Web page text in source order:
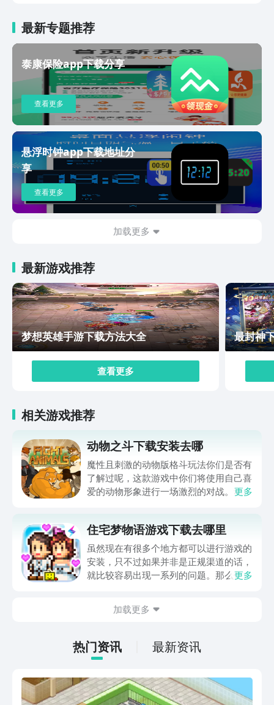
总体还是很休闲。但这里最主要的核心内容就是传承幸
福。你们必须要通过自己的能力让住在这里的房客一直生
活在幸福之中，并让其代代相传，通过第三人的视角来观
察对方的生活渠道，在这个过程中会需要你们的干预，要
让其走向正确的路，这样才可以完成自己的终极目标。其
实此处更像是让你们从上帝视角来着重关注着一群人的生
活发展方向，所以你们如果想要切实感受一下的话，就请
从上方给出的链接到对应的界面中进行预约。到此有关住
宅梦物语下载安装去哪的内容就讲完了，希望能够为你解
除疑惑。
最新专题推荐
泰康保险app下载分享
查看更多
悬浮时钟app下载地址分
享
查看更多
加载更多
最新游戏推荐
梦想英雄手游下载方法大全
查看更多
最封神
相关游戏推荐
动物之斗下载安装去哪
魔性且刺激的动物版格斗玩法你们是否有
了解过呢，这款游戏中你们将使用自己喜
爱的动物形象进行一场激烈的对战。动物
些玩家可能是喜欢其中的角色形象，而有
些是被这里的玩法所吸引，想知道更多内
容就继续往下看。
更多
住宅梦物语游戏下载去哪里
虽然现在有很多个地方都可以进行游戏的
安装，只不过如果并非是正规渠道的话，
就比较容易出现一系列的问题。那么住宅
们推荐一处合适的游戏安装平台，不过当
接下载。
更多
加载更多
热门资讯 最新资讯